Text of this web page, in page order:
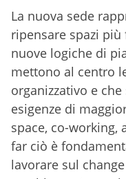
La nuova sede
ripensare spazi
nuove logiche di
mettono al centro
organizzativo e
esigenze di
space, co-working,
far ciò è
lavorare sul